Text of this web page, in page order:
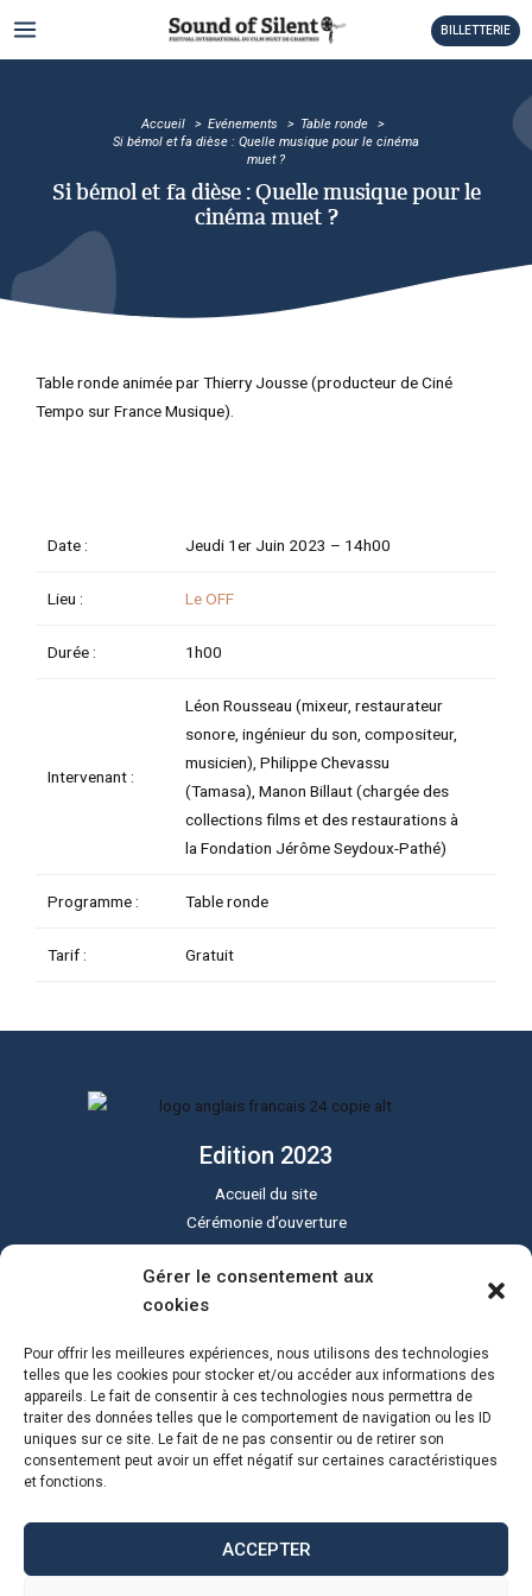
Gérer le consentement aux
cookies
Pour offrir les meilleures expériences, nous utilisons des technologies
telles que les cookies pour stocker et/ou accéder aux informations des
appareils. Le fait de consentir à ces technologies nous permettra de
traiter des données telles que le comportement de navigation ou les ID
uniques sur ce site. Le fait de ne pas consentir ou de retirer son
consentement peut avoir un effet négatif sur certaines caractéristiques
et fonctions.
ACCEPTER
au
MAIN
MENU
BILLETTERIE
Accueil Evénements
Table ronde
Si bémol et fa dièse : Quelle musique pour le cinéma
muet ?
Si bémol et fa dièse : Quelle musique pour le
cinéma muet ?
Table ronde animée par Thierry Jousse (producteur de Ciné
Tempo sur France Musique).
Date : Jeudi 1er Juin 2023 – 14h00
Lieu : Le OFF
Durée : 1h00
Intervenant :
Léon Rousseau (mixeur, restaurateur
sonore, ingénieur du son, compositeur,
musicien), Philippe Chevassu
(Tamasa), Manon Billaut (chargée des
collections films et des restaurations à
la Fondation Jérôme Seydoux-Pathé)
Programme : Table ronde
Tarif : Gratuit
Edition 2023
Accueil du site
Cérémonie d’ouverture
Cérémonie de clôture
Programme du festival
Le festival Sound of Silent
Actualités
Programme PDF